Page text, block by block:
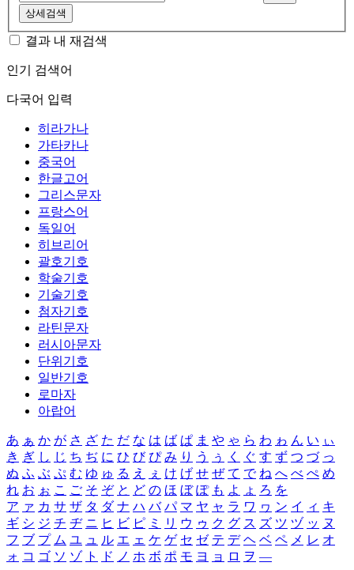
상세검색
결과 내 재검색
인기 검색어
다국어 입력
히라가나
가타카나
중국어
한글고어
그리스문자
프랑스어
독일어
히브리어
괄호기호
학술기호
기술기호
첨자기호
라틴문자
러시아문자
단위기호
일반기호
로마자
아랍어
あ ぁ か が さ ざ た だ な は ば ぱ ま や ゃ ら わ ゎ ん い ぃ
き ぎ し じ ち ぢ に ひ び ぴ み り う ぅ く ぐ す ず つ づ っ
ぬ ふ ぶ ぷ む ゆ ゅ る え ぇ け げ せ ぜ て で ね へ べ ぺ め
れ お ぉ こ ご そ ぞ と ど の ほ ぼ ぽ も よ ょ ろ を
ア ァ カ サ ザ タ ダ ナ ハ バ パ マ ヤ ャ ラ ワ ヮ ン イ ィ キ
ギ シ ジ チ ヂ ニ ヒ ビ ピ ミ リ ウ ゥ ク グ ス ズ ツ ヅ ッ ヌ
フ ブ プ ム ユ ュ ル エ ェ ケ ゲ セ ゼ テ デ ヘ ベ ペ メ レ オ
ォ コ ゴ ソ ゾ ト ド ノ ホ ボ ポ モ ヨ ョ ロ ヲ ―